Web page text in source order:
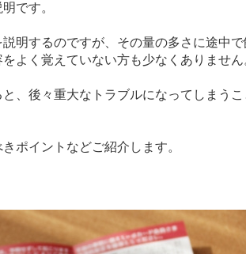
です。
明するのですが、その量の多さに途中で
よく覚えていない方も少なくありません
、後々重大なトラブルになってしまうこ
ポイントなどご紹介します。